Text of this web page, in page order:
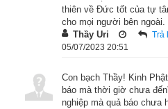
ấy, họp đủ bốn đoàn binh kéo
quân binh mạnh nhất đi đầu và
nhiên thắng được quân vua A-
nữa.
thiên về Đức tốt của tự
cho mọi người bên ngoài.
Thầy Uri
Trả
05/07/2023 20:51
Con bạch Thầy! Kinh
báo mà thời giờ chưa
nghiệp mà quả báo chưa